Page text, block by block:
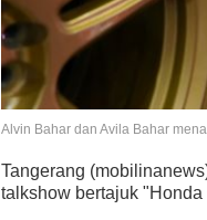
Alvin Bahar dan Avila Bahar
Tangerang
talkshow bertajuk